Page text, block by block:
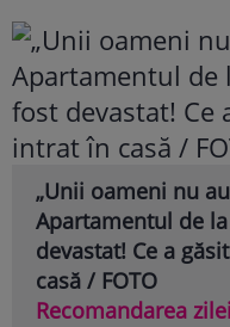
„Unii oameni nu
Apartamentul de
devastat! Ce a
casă / FOTO
Recomandarea zilei